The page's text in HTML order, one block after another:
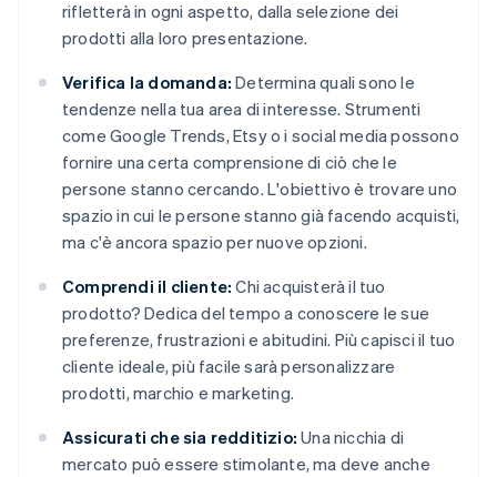
rifletterà in ogni aspetto, dalla selezione dei
prodotti alla loro presentazione.
Verifica la domanda: Determina quali sono le
tendenze nella tua area di interesse. Strumenti
come Google Trends, Etsy o i social media possono
fornire una certa comprensione di ciò che le
persone stanno cercando. L'obiettivo è trovare uno
spazio in cui le persone stanno già facendo acquisti,
ma c'è ancora spazio per nuove opzioni.
Comprendi il cliente: Chi acquisterà il tuo
prodotto? Dedica del tempo a conoscere le sue
preferenze, frustrazioni e abitudini. Più capisci il tuo
cliente ideale, più facile sarà personalizzare
prodotti, marchio e marketing.
Assicurati che sia redditizio: Una nicchia di
mercato può essere stimolante, ma deve anche